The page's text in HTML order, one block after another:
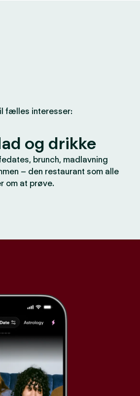
fælles interesser:
og drikke
brunch, madlavning
– den restaurant som alle
om at prøve.